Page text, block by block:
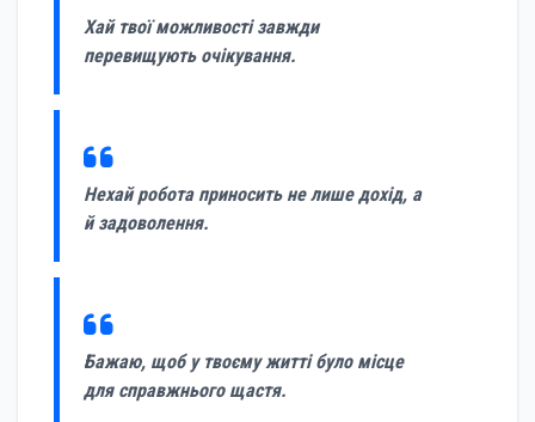
Хай твої можливості завжди
перевищують очікування.
Нехай робота приносить не лише дохід, а
й задоволення.
Бажаю, щоб у твоєму житті було місце
для справжнього щастя.